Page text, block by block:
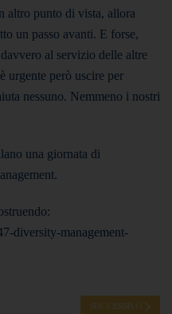
altro punto di vista, allora
un passo avanti. E forse,
al servizio delle altre
urgente però uscire per
nessuno. Nemmeno i nostri
una giornata di
diversity-management-
SUCCESSIVO